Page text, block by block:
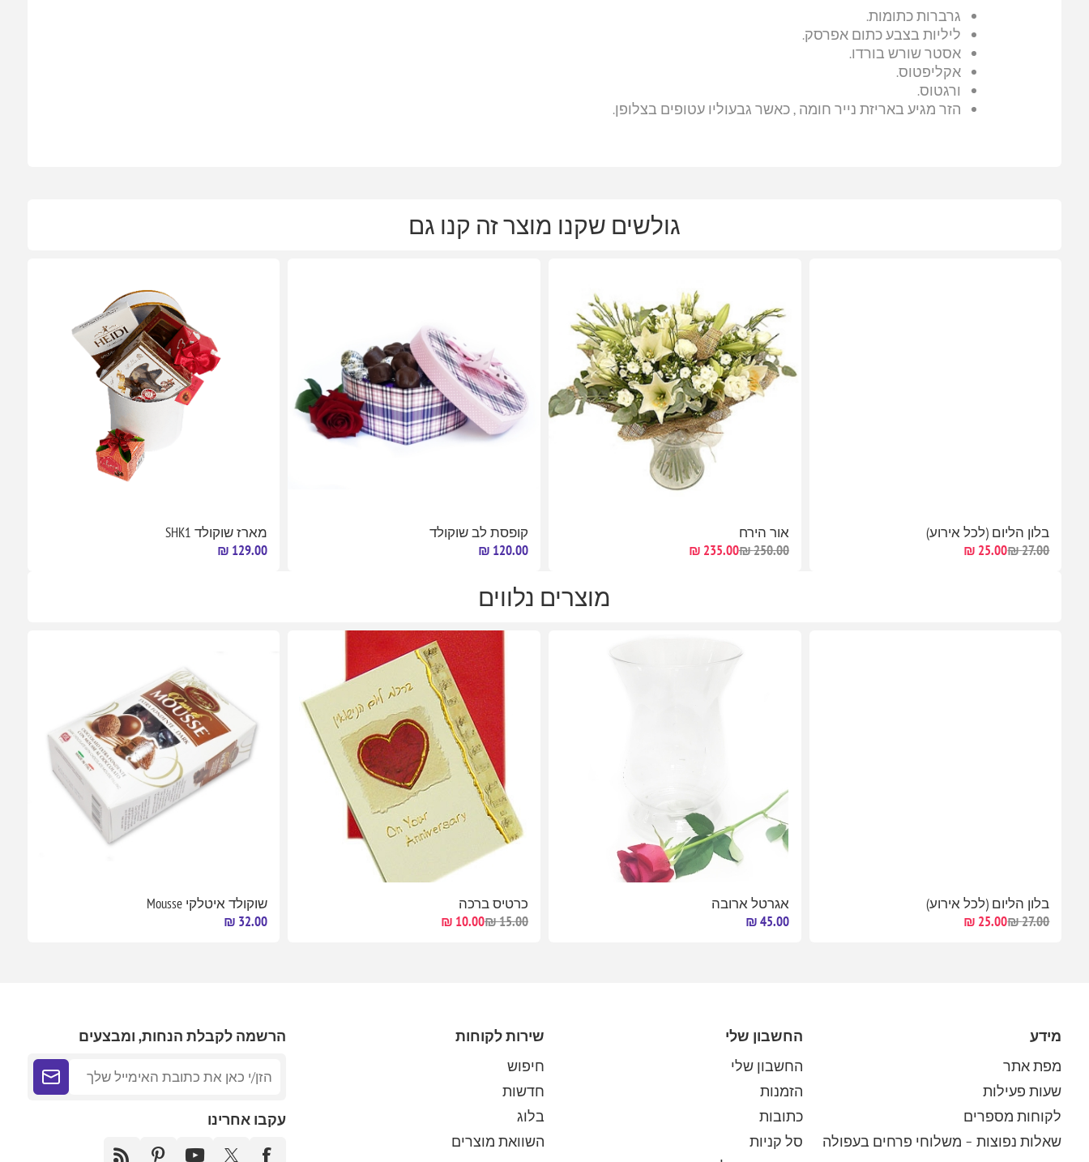
גרברות כתומות.
ליליות בצבע כתום אפרסק.
אסטר שורש בורדו.
אקליפטוס.
ורגטוס.
הזר מגיע באריזת נייר חומה , כאשר גבעוליו עטופים בצלופן.
גולשים שקנו מוצר זה קנו גם
בלון הליום (לכל אירוע)
27.00 ₪
25.00 ₪
אור הירח
250.00 ₪
235.00 ₪
קופסת לב שוקולד
120.00 ₪
מארז שוקולד SHK1
129.00 ₪
מוצרים נלווים
בלון הליום (לכל אירוע)
27.00 ₪
25.00 ₪
אגרטל ארובה
45.00 ₪
כרטיס ברכה
15.00 ₪
10.00 ₪
שוקולד איטלקי Mousse
32.00 ₪
מידע
מפת אתר
שעות פעילות
לקוחות מספרים
שאלות נפוצות – משלוחי פרחים בעפולה
החשבון שלי
החשבון שלי
הזמנות
כתובות
סל קניות
שירות לקוחות
חיפוש
חדשות
בלוג
השוואת מוצרים
הרשמה לקבלת הנחות, ומבצעים
עקבו אחרינו